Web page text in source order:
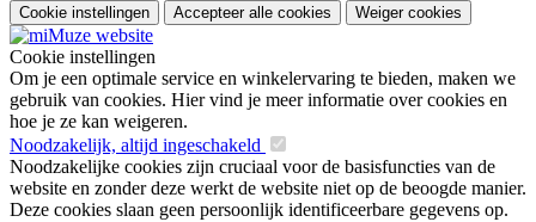
Cookie instellingen Accepteer alle cookies Weiger cookies
Cookie instellingen
Om je een optimale service en winkelervaring te bieden, maken we
gebruik van cookies. Hier vind je meer informatie over cookies en
hoe je ze kan weigeren.
Noodzakelijk, altijd ingeschakeld
Noodzakelijke cookies zijn cruciaal voor de basisfuncties van de
website en zonder deze werkt de website niet op de beoogde manier.
Deze cookies slaan geen persoonlijk identificeerbare gegevens op.